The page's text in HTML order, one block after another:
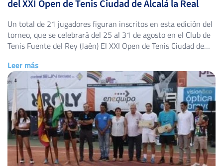
del XXI Open de Tenis Ciudad de Alcalá la Real
Un total de 21 jugadores figuran inscritos en esta edición del
torneo, que se celebrará del 25 al 31 de agosto en el Club de
Tenis Fuente del Rey (Jaén) El XXI Open de Tenis Ciudad de
Circuito IBP Tenis Pro, ya tiene disponible el […]
Leer más